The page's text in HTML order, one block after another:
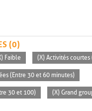
(0)
Faible (X) Activités
(Entre 30 et 60 minutes)
30 et 100) (X) Grand